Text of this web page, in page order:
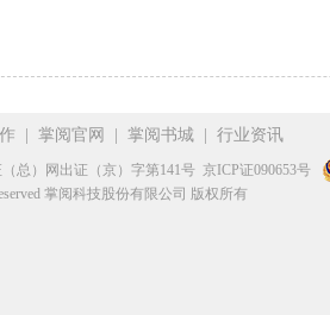
掌阅官网 掌阅书城 行业资讯
总）网出证（京）字第141号 京ICP证090653号
掌阅科技股份有限公司 版权所有